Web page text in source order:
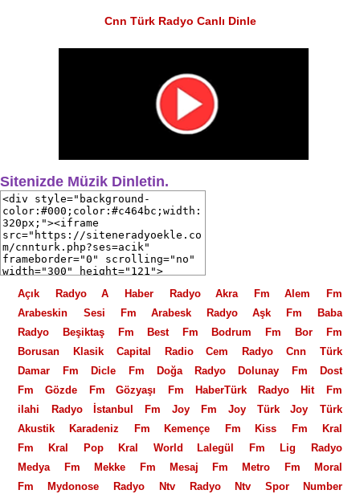
Cnn Türk Radyo Canlı Dinle
Sitenizde Müzik Dinletin.
Açık Radyo A Haber Radyo Akra Fm
Alem Fm
Arabeskin Sesi Fm
Arabesk Radyo Aşk Fm
Baba
Radyo
Beşiktaş Fm Best Fm Bodrum Fm
Bor Fm
Borusan Klasik
Capital Radio Cem Radyo
Cnn Türk
Damar Fm
Dicle Fm Doğa Radyo Dolunay Fm
Dost
Fm
Gözde Fm Gözyaşı Fm HaberTürk Radyo
Hit Fm
ilahi Radyo
İstanbul Fm Joy Fm Joy Türk
Joy Türk
Akustik
Karadeniz Fm Kemençe Fm Kiss Fm
Kral
Fm
Kral Pop Kral World Lalegül Fm
Lig Radyo
Medya Fm
Mekke Fm Mesaj Fm Metro Fm
Moral
Fm
Mydonose Radyo Ntv Radyo Ntv Spor
Number